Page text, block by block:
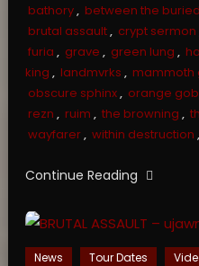
bathory, between the
brutal assault, crypt sermon
furia , grave , green lung ,
king , landmvrks , mammoth
obscure sphinx, orange
rezn , ruim , the browning ,
wayfarer, within destruction ,
Continue Reading
News Tour Dates